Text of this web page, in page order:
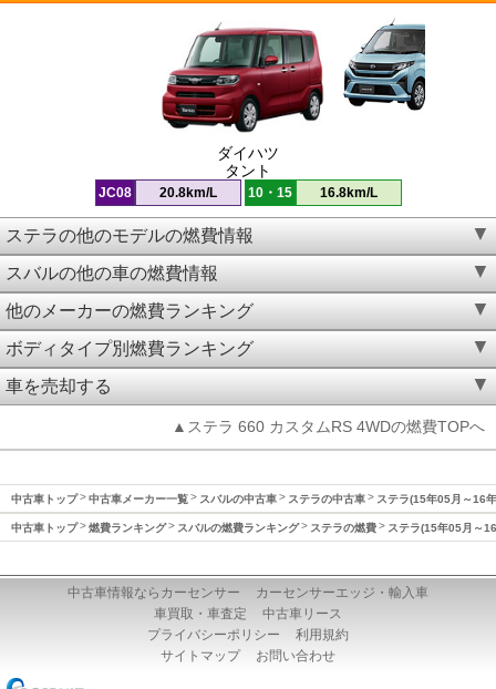
ダイハツ
タント
JC08 20.8km/L 10・15 16.8km/L
ステラの他のモデルの燃費情報
スバルの他の車の燃費情報
他のメーカーの燃費ランキング
ボディタイプ別燃費ランキング
車を売却する
▲ステラ 660 カスタムRS 4WDの燃費TOPへ
中古車トップ 中古車メーカー一覧 スバルの中古車 ステラの中古車 ステラ(15年05月～16
中古車トップ 燃費ランキング スバルの燃費ランキング ステラの燃費 ステラ(15年05月～
中古車情報ならカーセンサー
カーセンサーエッジ・輸入車
車買取・車査定
中古車リース
プライバシーポリシー
利用規約
サイトマップ
お問い合わせ